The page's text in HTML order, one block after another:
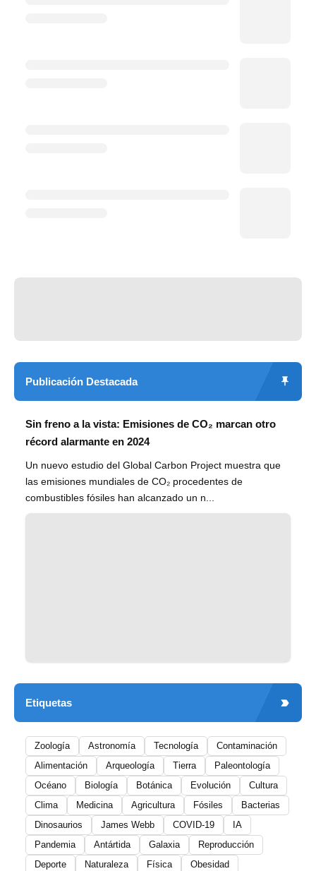
Publicación Destacada
Sin freno a la vista: Emisiones de CO₂ marcan otro
récord alarmante en 2024
Un nuevo estudio del Global Carbon Project muestra que
las emisiones mundiales de CO₂ procedentes de
combustibles fósiles han alcanzado un n...
Etiquetas
Zoología Astronomía Tecnología
Contaminación
Alimentación
Arqueología Tierra
Paleontología
Océano
Biología Botánica Evolución
Cultura
Clima
Medicina Agricultura Fósiles
Bacterias
Dinosaurios
James Webb COVID-19
IA
Pandemia
Antártida Galaxia
Reproducción
Deporte
Naturaleza Física
Obesidad